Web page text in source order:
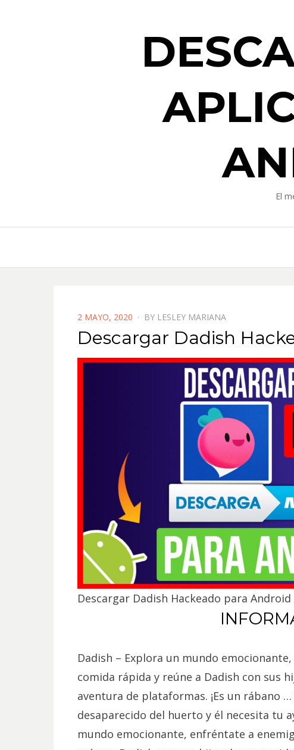
El
POSTED
ON
2 MAYO, 2020 BY LESLEY MARIANA
Descargar Dadish
Descargar Dadish Hackeado para Android
Dadish – Explora un mundo
comida rápida y reúne a Dadish con sus
aventura de plataformas. ¡Es un rábano
desaparecido del huerto y él necesita tu
mundo emocionante, enfréntate a